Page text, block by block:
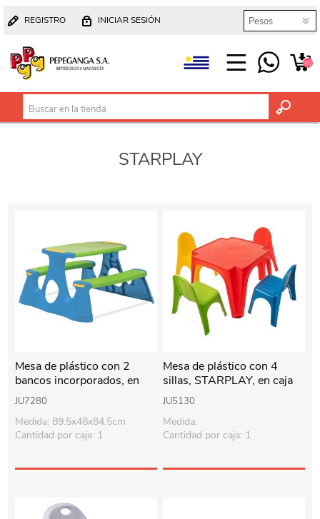
REGISTRO INICIAR SESIÓN
(0)
STARPLAY
Mesa de plástico con 2
bancos incorporados, en
caja
JU7280
Medida: 89.5x48x84.5cm
Cantidad por caja: 1
Mesa de plástico con 4
sillas, STARPLAY, en caja
JU5130
Medida:
Cantidad por caja: 1